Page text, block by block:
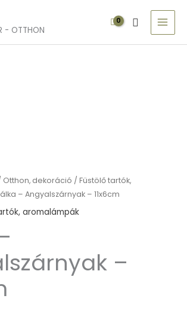
- OTTHON Search
Otthon, dekoráció /Füstölő tartók,
– Angyalszárnyak – 11x6cm
aromalámpák
–